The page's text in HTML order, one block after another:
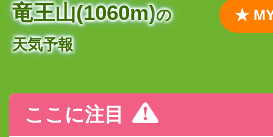
竜王山(1060m)の
天気予報
★
ここに注目